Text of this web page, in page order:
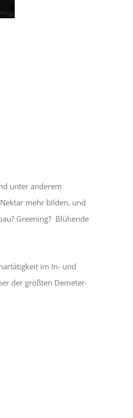
unter anderem
mehr bilden, und
Greening? Blühende
im In- und
der größten Demeter-